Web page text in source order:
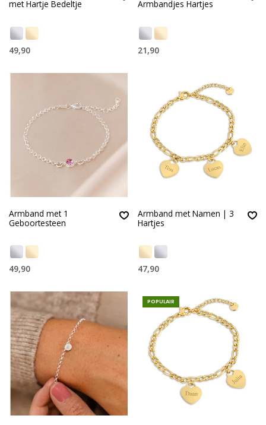
met Hartje Bedeltje
49,90
Armbandjes Hartjes
21,90
Armband met 1
Geboortesteen
49,90
Armband met Namen | 3
Hartjes
47,90
POPULAIR